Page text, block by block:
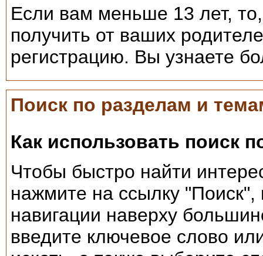
Если вам меньше 13 лет,
получить от ваших
регистрацию. Вы узнаете
Поиск по разделам и
Как использовать поиск
Чтобы быстро найти
нажмите на ссылку
навигации наверху
введите ключевое слово